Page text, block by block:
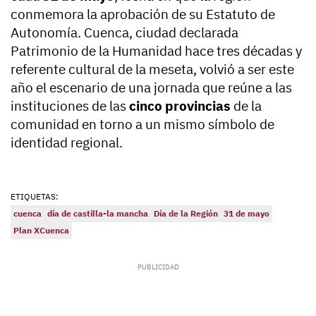
conmemora la aprobación de su Estatuto de
Autonomía. Cuenca, ciudad declarada
Patrimonio de la Humanidad hace tres décadas y
referente cultural de la meseta, volvió a ser este
año el escenario de una jornada que reúne a las
instituciones de lascinco provincias de la
comunidad en torno a un mismo símbolo de
identidad regional.
ETIQUETAS:
cuenca día de castilla-la mancha Día de la Región 31 de mayo
Plan XCuenca